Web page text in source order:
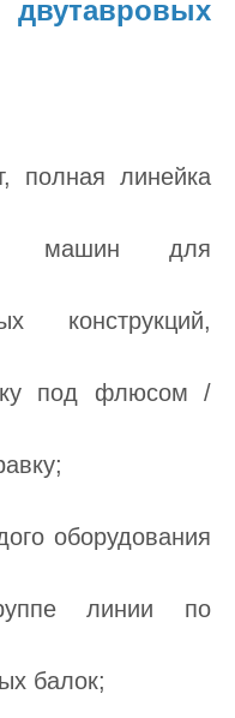
полная линейка
машин для
конструкций,
под флюсом /
оборудования
линии по
балок;